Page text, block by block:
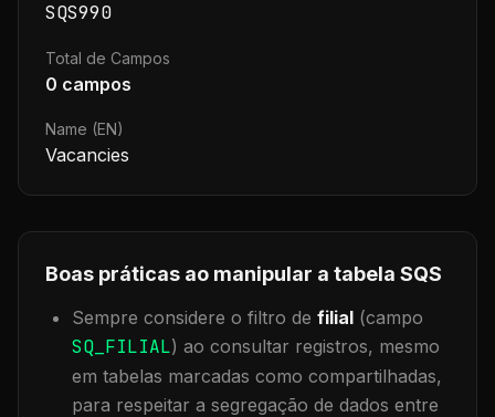
SQS990
Total de Campos
0 campos
Name (EN)
Vacancies
Boas práticas ao manipular a tabela SQS
Sempre considere o filtro de filial (campo
SQ_FILIAL) ao consultar registros, mesmo
em tabelas marcadas como compartilhadas,
para respeitar a segregação de dados entre